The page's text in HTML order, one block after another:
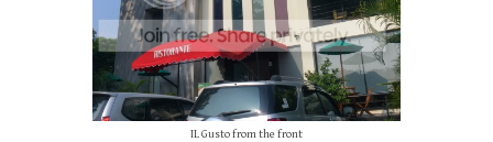
IL Gusto from the front